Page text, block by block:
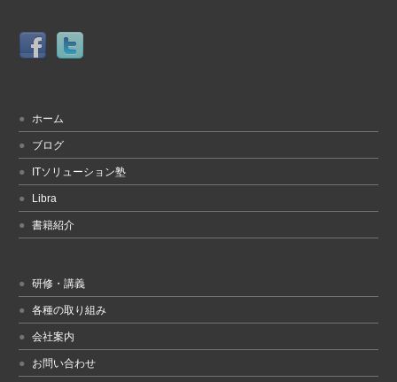
ホーム
ブログ
ITソリューション塾
Libra
書籍紹介
研修・講義
各種の取り組み
会社案内
お問い合わせ